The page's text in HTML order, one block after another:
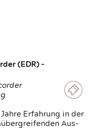
(EDR) –
Erfahrung in der
Aus-